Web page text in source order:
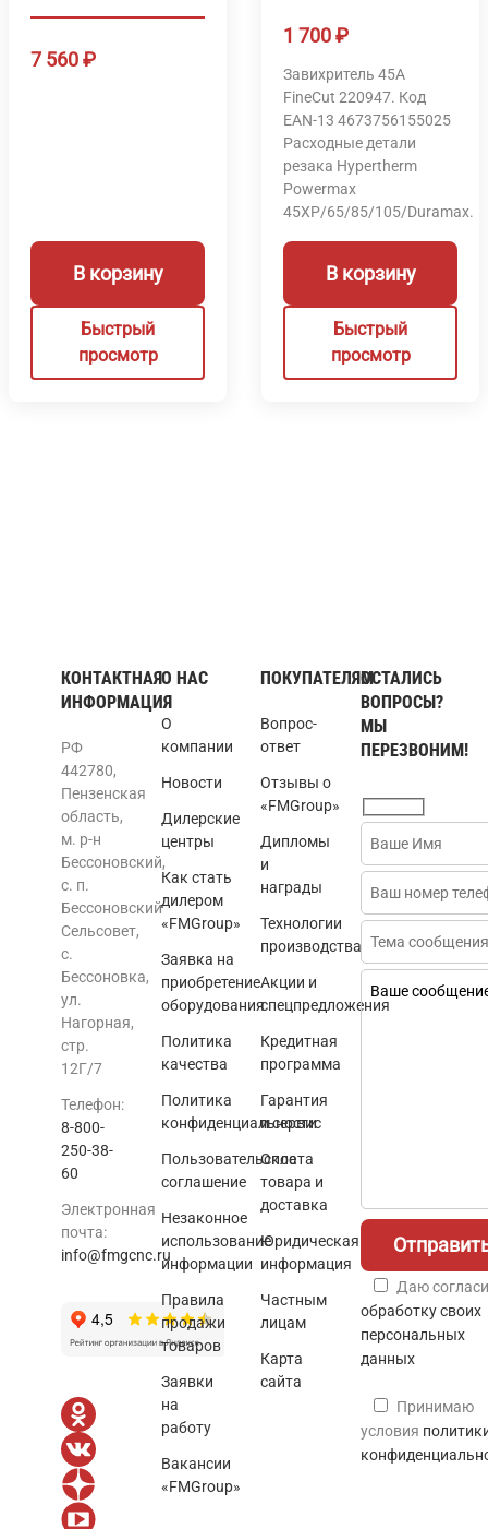
7 560₽
В корзину
Быстрый
просмотр
1 700₽
Завихритель 45А
FineCut 220947. Код
EAN-13 4673756155025
Расходные детали
резака Hypertherm
Powermax
45XP/65/85/105/Duramax.
В корзину
Быстрый
просмотр
КОНТАКТНАЯ
ИНФОРМАЦИЯ
РФ
442780,
Пензенская
область,
м. р-н
Бессоновский,
с. п.
Бессоновский
Сельсовет,
с.
Бессоновка,
ул.
Нагорная,
стр.
12Г/7
Телефон:
8-800-
250-38-
60
Электронная
почта:
info@fmgcnc.ru
О НАС
О
компании
Новости
Дилерские
центры
Как стать
дилером
«FMGroup»
Заявка на
приобретение
оборудования
Политика
качества
Политика
конфиденциальности
Пользовательское
соглашение
Незаконное
использование
информации
Правила
продажи
товаров
Заявки
на
работу
Вакансии
«FMGroup»
ПОКУПАТЕЛЯМ
Вопрос-
ответ
Отзывы о
«FMGroup»
Дипломы
и
награды
Технологии
производства
Акции и
спецпредложения
Кредитная
программа
Гарантия
и сервис
Оплата
товара и
доставка
Юридическая
информация
Частным
лицам
Карта
сайта
ОСТАЛИСЬ
ВОПРОСЫ?
МЫ
ПЕРЕЗВОНИМ!
Даю
обработку своих
персональных
данных
Принимаю
условия